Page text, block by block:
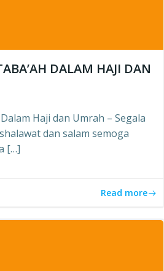
DALAM HAJI DAN
Haji dan Umrah – Segala
dan salam semoga
[…]
Read more